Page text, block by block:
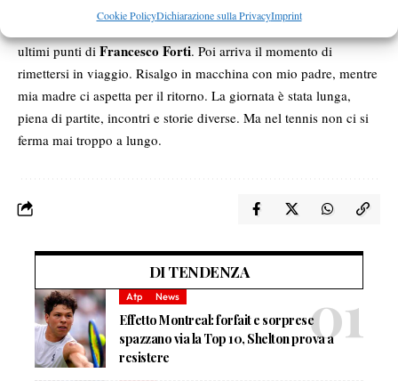
Cookie PolicyDichiarazione sulla PrivacyImprint
Prima di lasciare il circolo faccio ancora in tempo a vedere gli
ultimi punti diFrancesco Forti. Poi arriva il momento di
rimettersi in viaggio. Risalgo in macchina con mio padre, mentre
mia madre ci aspetta per il ritorno. La giornata è stata lunga,
piena di partite, incontri e storie diverse. Ma nel tennis non ci si
ferma mai troppo a lungo.
DI TENDENZA
Atp News
Effetto Montreal: forfait e sorprese
spazzano via la Top 10, Shelton prova a
resistere